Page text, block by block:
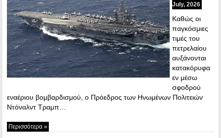
July, 2026
Καθώς οι
παγκόσμιες
τιμές του
πετρελαίου
αυξάνονται
κατακόρυφα
εν μέσω
σφοδρού
εναέριου βομβαρδισμού, ο Πρόεδρος των Ηνωμένων Πολιτειών
Ντόναλντ Τραμπ…
Περισσότερα »